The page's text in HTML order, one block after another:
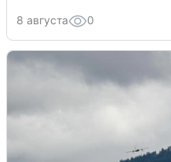
8 августа 0